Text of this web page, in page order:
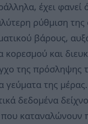
έχει φανεί
ρύθμιση της
βάρους,
κορεσμού και
της πρόσληψης
γεύματα της
δεδομένα
καταναλώνουν